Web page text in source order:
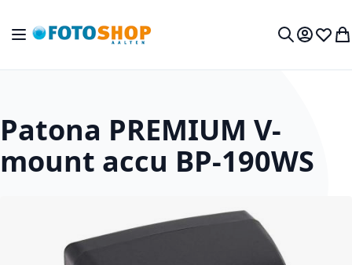
Toggle Nav
Mijn
Patona PREMIUM V-
mount accu BP-190WS